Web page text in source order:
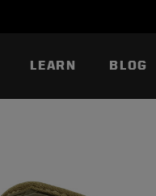
LEARN BLOG